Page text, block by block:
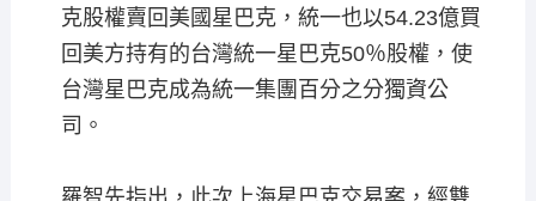
克股權賣回美國星巴克，統一也以54.23億買
回美方持有的台灣統一星巴克50％股權，使
台灣星巴克成為統一集團百分之分獨資公
司。